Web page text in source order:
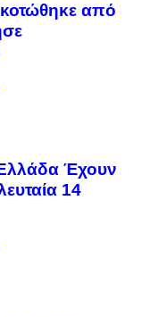
από
Έχουν
14